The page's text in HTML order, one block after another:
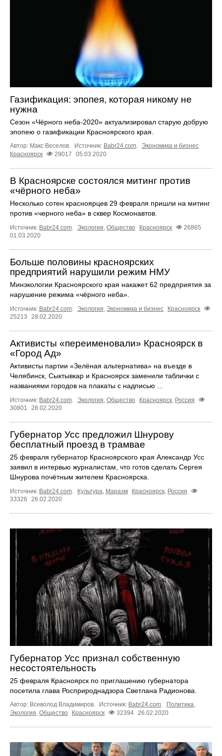
Газификация: эпопея, которая никому не
нужна
Сезон «Чёрного неба-2020» актуализировал старую добрую
эпопею о газификации Красноярского края.
Автор: Макс Веселов. Источник: Babr24.com.
Экономика и бизнес
Красноярск
29017 05.03.2020
В Красноярске состоялся митинг против
«чёрного неба»
Несколько сотен красноярцев 29 февраля пришли на митинг
против «черного неба» в сквер Космонавтов.
Источник: Babr24.com. Экология, Общество Красноярск
26865
01.03.2020
Больше половины красноярских
предприятий нарушили режим НМУ
Минэкологии Красноярского края накажет 62 предприятия за
нарушение режима «чёрного неба».
Источник: Babr24.com. Экология, Экономика и бизнес
Красноярск
25213
28.02.2020
Активисты «переименовали» Красноярск в
«Город Ад»
Активисты партии «Зелёная альтернатива» на въезде в
Челябинск, Сыктывкар и Красноярск заменили таблички с
названиями городов на плакаты с надписью ...
Источник: Babr24.com. Экология, Общество Красноярск, Россия
30801
28.02.2020
Губернатор Усс предложил Шнурову
бесплатный проезд в трамвае
25 февраля губернатор Красноярского края Александр Усс
заявил в интервью журналистам, что готов сделать Сергея
Шнурова почётным жителем Красноярска.
Источник: Babr24.com. Культура, Маразм Красноярск, Россия
33326
26.02.2020
Губернатор Усс признал собственную
несостоятельность
25 февраля Красноярск по приглашению губернатора
посетила глава Росприроднадзора Светлана Радионова.
Автор: Всеволод Владимиров. Источник: Babr24.com. Политика,
Экология, Общество Красноярск 32394 26.02.2020